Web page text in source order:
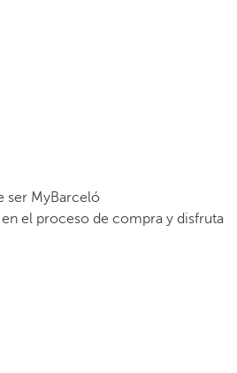
ser MyBarceló
el proceso de compra y disfruta